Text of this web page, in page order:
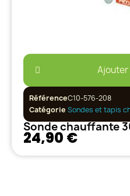
Ajouter
RéférenceC10-576-208
Catégorie Sondes et tapis
Sonde chauffante
24,90 €